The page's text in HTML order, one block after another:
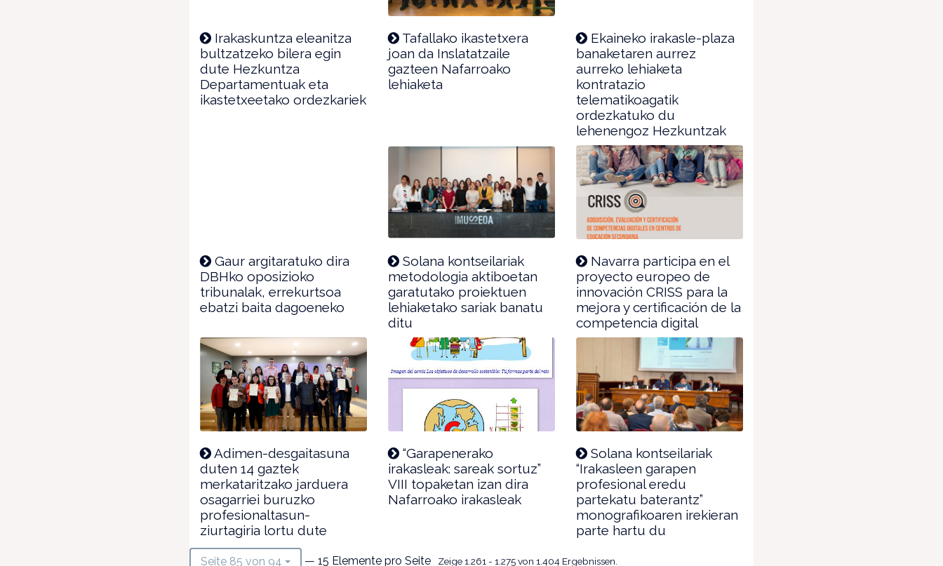
Irakaskuntza eleanitza
bultzatzeko bilera egin
dute Hezkuntza
Departamentuak eta
ikastetxeetako ordezkariek
Tafallako ikastetxera
joan da Inslatatzaile
gazteen Nafarroako
lehiaketa
Ekaineko irakasle-plaza
banaketaren aurrez
aurreko lehiaketa
kontratazio
telematikoagatik
ordezkatuko du
lehenengoz Hezkuntzak
Gaur argitaratuko dira
DBHko oposizioko
tribunalak, errekurtsoa
ebatzi baita dagoeneko
Solana kontseilariak
metodologia aktiboetan
garatutako proiektuen
lehiaketako sariak banatu
ditu
Navarra participa en el
proyecto europeo de
innovación CRISS para la
mejora y certificación de la
competencia digital
Adimen-desgaitasuna
duten 14 gaztek
merkataritzako jarduera
osagarriei buruzko
profesionaltasun-
ziurtagiria lortu dute
“Garapenerako
irakasleak: sareak sortuz”
VIII topaketan izan dira
Nafarroako irakasleak
Solana kontseilariak
“Irakasleen garapen
profesional eredu
partekatu baterantz”
monografikoaren irekieran
parte hartu du
Seite 85 von 94 — 15 Elemente pro Seite Zeige 1.261 - 1.275 von 1.404 Ergebnissen.